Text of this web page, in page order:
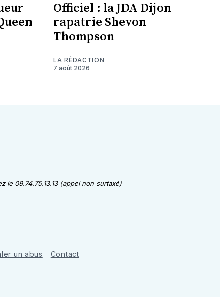
Officiel : la JDA Dijon
rapatrie Shevon
Thompson
LA RÉDACTION
7 août 2026
09.74.75.13.13 (appel non surtaxé)
un abus Contact